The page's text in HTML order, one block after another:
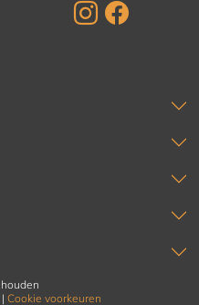
| Cookie voorkeuren